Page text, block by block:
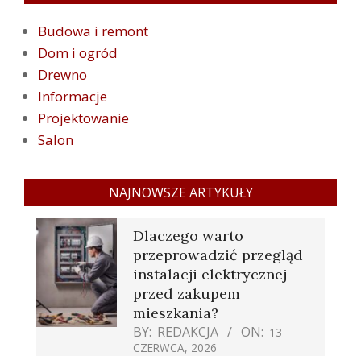
Budowa i remont
Dom i ogród
Drewno
Informacje
Projektowanie
Salon
NAJNOWSZE ARTYKUŁY
Dlaczego warto
przeprowadzić przegląd
instalacji elektrycznej
przed zakupem
mieszkania?
BY: REDAKCJA ON: 13
CZERWCA, 2026